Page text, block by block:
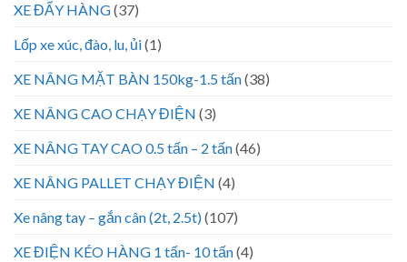
XE ĐẨY HÀNG(37)
Lốp xe xúc, đào, lu, ủi(1)
XE NÂNG MẶT BÀN 150kg-1.5 tấn(38)
XE NÂNG CAO CHẠY ĐIỆN (3)
XE NÂNG TAY CAO 0.5 tấn – 2 tấn(46)
XE NÂNG PALLET CHẠY ĐIỆN (4)
Xe nâng tay – gắn cân (2t, 2.5t)(107)
XE ĐIỆN KÉO HÀNG 1 tấn- 10 tấn(4)